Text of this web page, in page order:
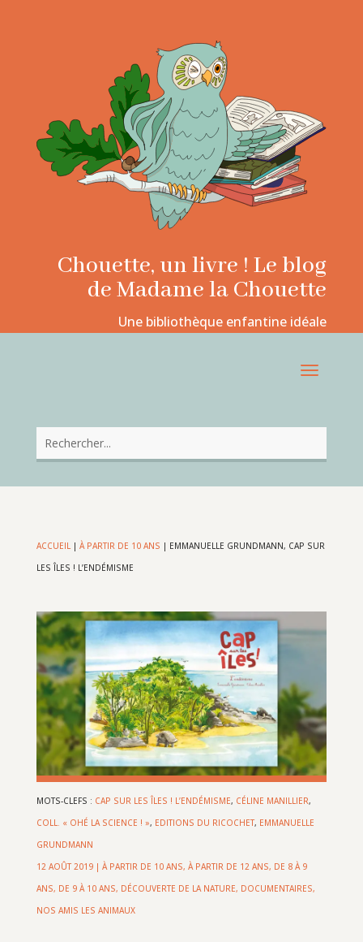
Chouette, un livre ! Le blog
de Madame la Chouette
Une bibliothèque enfantine idéale
ACCUEIL| À PARTIR DE 10 ANS | EMMANUELLE GRUNDMANN, CAP SUR
LES ÎLES ! L’ENDÉMISME
MOTS-CLEFS : CAP SUR LES ÎLES ! L’ENDÉMISME, CÉLINE MANILLIER,
COLL. « OHÉ LA SCIENCE ! », EDITIONS DU RICOCHET, EMMANUELLE
GRUNDMANN
12 AOÛT 2019| À PARTIR DE 10 ANS, À PARTIR DE 12 ANS, DE 8 À 9
ANS, DE 9 À 10 ANS, DÉCOUVERTE DE LA NATURE, DOCUMENTAIRES,
NOS AMIS LES ANIMAUX